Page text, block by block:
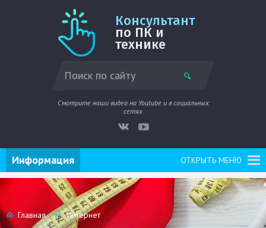
Консультант
по ПК и
технике
Смотрите наши видео на Youtube и в социальных
сетях
ОТКРЫТЬ МЕНЮ
Информация
Главная Интернет